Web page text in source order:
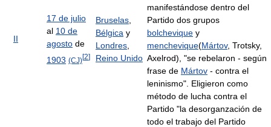
II
17 de julio
al 10 de
agosto de
1903 (CJ)[2]
Bruselas
Bélgica y
Londres
Reino Unido
manifestándose dentro del
Partido dos grupos
bolchevique y
menchevique(Mártov, Trotsky,
Axelrod), "se rebelaron - según
frase de Mártov - contra el
leninismo". Eligieron como
método de lucha contra el
Partido "la desorganzación de
todo el trabajo del Partido